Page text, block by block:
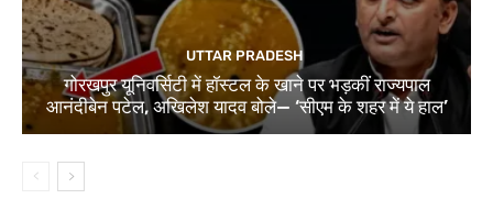
UTTAR PRADESH
गोरखपुर यूनिवर्सिटी में हॉस्टल के खाने पर भड़कीं राज्यपाल
आनंदीबेन पटेल, अखिलेश यादव बोले— ‘सीएम के शहर में ये हाल’